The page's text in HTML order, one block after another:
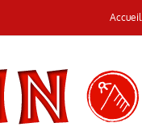
Accueil